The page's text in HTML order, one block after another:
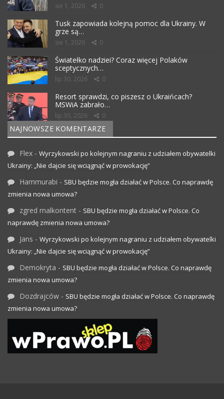
sie 1, 2026 0
Tusk zapowiada kolejną pomoc dla Ukrainy. W
grze są…
sie 1, 2026 0
Światełko nadziei? Coraz więcej Polaków
sceptycznych…
lip 30, 2026 0
Resort sprawdzi, co piszesz o Ukraińcach?
MSWiA zabrało…
lip 30, 2026 0
NAJNOWSZE KOMENTARZE
Flex - Wyrzykowski po kolejnym nagraniu z udziałem obywatelki
Ukrainy: „Nie dajcie się wciągnąć w prowokację”
Hammurabi - SBU będzie mogła działać w Polsce. Co naprawdę
zmienia nowa umowa?
zgred malkontent - SBU będzie mogła działać w Polsce. Co
naprawdę zmienia nowa umowa?
Jans - Wyrzykowski po kolejnym nagraniu z udziałem obywatelki
Ukrainy: „Nie dajcie się wciągnąć w prowokację”
Demokryta - SBU będzie mogła działać w Polsce. Co naprawdę
zmienia nowa umowa?
Dozdrajców - SBU będzie mogła działać w Polsce. Co naprawdę
zmienia nowa umowa?